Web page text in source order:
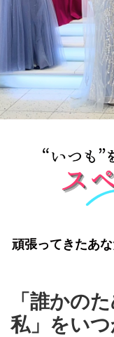
頑張ってきたあ
「誰かの
私」をい